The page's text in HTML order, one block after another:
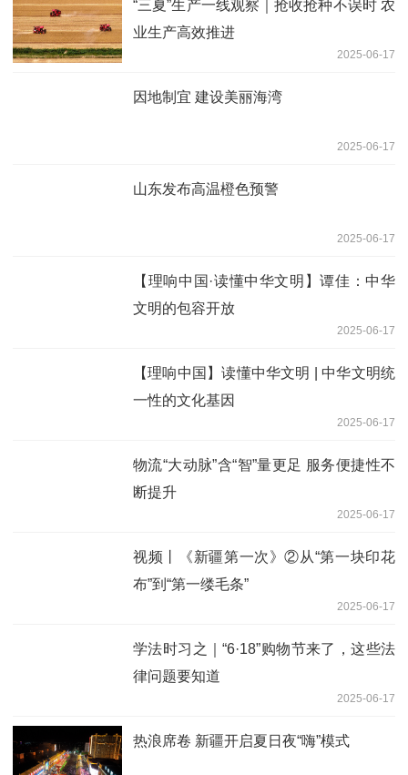
“三夏”生产一线观察｜抢收抢种不误时 农
业生产高效推进
2025-06-17
因地制宜 建设美丽海湾
2025-06-17
山东发布高温橙色预警
2025-06-17
【理响中国·读懂中华文明】谭佳：中华
文明的包容开放
2025-06-17
【理响中国】读懂中华文明 | 中华文明统
一性的文化基因
2025-06-17
物流“大动脉”含“智”量更足 服务便捷性不
断提升
2025-06-17
视频丨《新疆第一次》②从“第一块印花
布”到“第一缕毛条”
2025-06-17
学法时习之｜“6·18”购物节来了，这些法
律问题要知道
2025-06-17
热浪席卷 新疆开启夏日夜“嗨”模式